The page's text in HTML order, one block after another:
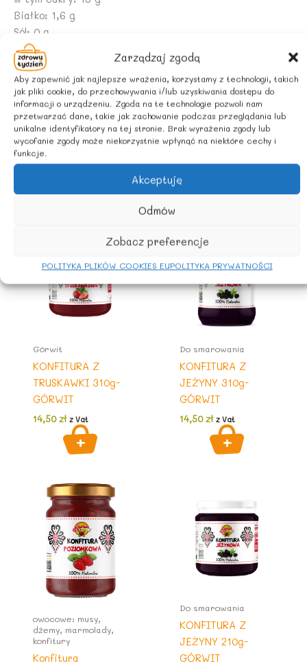
Zarządzaj zgodą
Aby zapewnić jak najlepsze wrażenia, korzystamy z technologii, takich
jak pliki cookie, do przechowywania i/lub uzyskiwania dostępu do
informacji o urządzeniu. Zgoda na te technologie pozwoli nam
przetwarzać dane, takie jak zachowanie podczas przeglądania lub
unikalne identyfikatory na tej stronie. Brak wyrażenia zgody lub
wycofanie zgody może niekorzystnie wpłynąć na niektóre cechy i
funkcje.
Akceptuję
Odmów
Zobacz preferencje
POLITYKA PLIKÓW COOKIES EUPOLITYKA PRYWATNOŚCI
Białko: 1,6 g
Sól: 0 g
Zawiera naturalnie występujące cukry.
ZALECANE WARUNKI PRZECHOWYWANIA
Przechowywać w zacienionym miejscu. Po otwarciu
przechowywać w lodówce i spożyć w ciągu 3 dni.
Podobne produkty
Górwit
KONFITURA Z
TRUSKAWKI 310g-
GÓRWIT
14,50zł z Vat
Do smarowania
KONFITURA Z
JEŻYNY 310g-
GÓRWIT
14,50zł z Vat
owocowe: musy,
dżemy, marmolady,
konfitury
Konfitura
Do smarowania
KONFITURA Z
JEŻYNY 210g-
GÓRWIT